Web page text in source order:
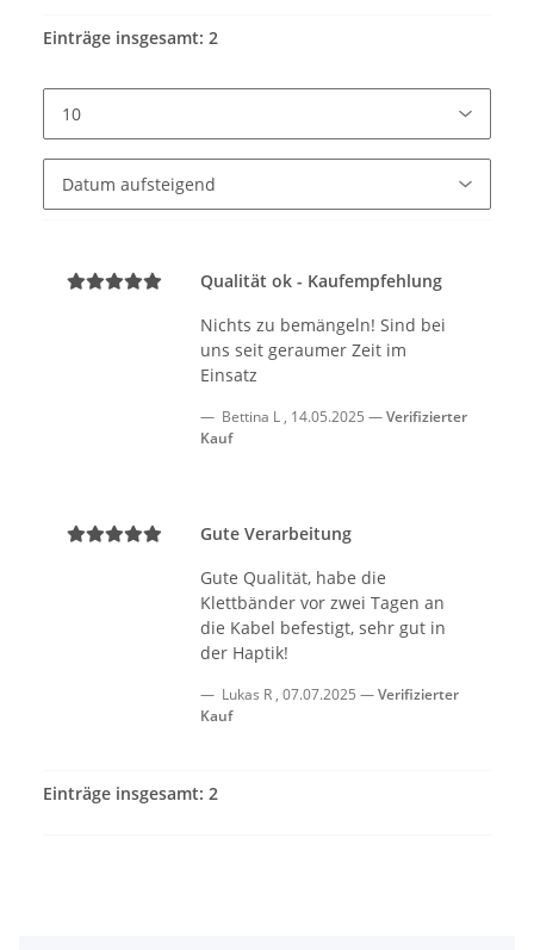
Einträge insgesamt: 2
Qualität ok - Kaufempfehlung
Nichts zu bemängeln! Sind bei
uns seit geraumer Zeit im
Einsatz
Bettina L , 14.05.2025
Verifizierter
Kauf
Gute Verarbeitung
Gute Qualität, habe die
Klettbänder vor zwei Tagen an
die Kabel befestigt, sehr gut in
der Haptik!
Lukas R , 07.07.2025
Verifizierter
Kauf
Einträge insgesamt: 2